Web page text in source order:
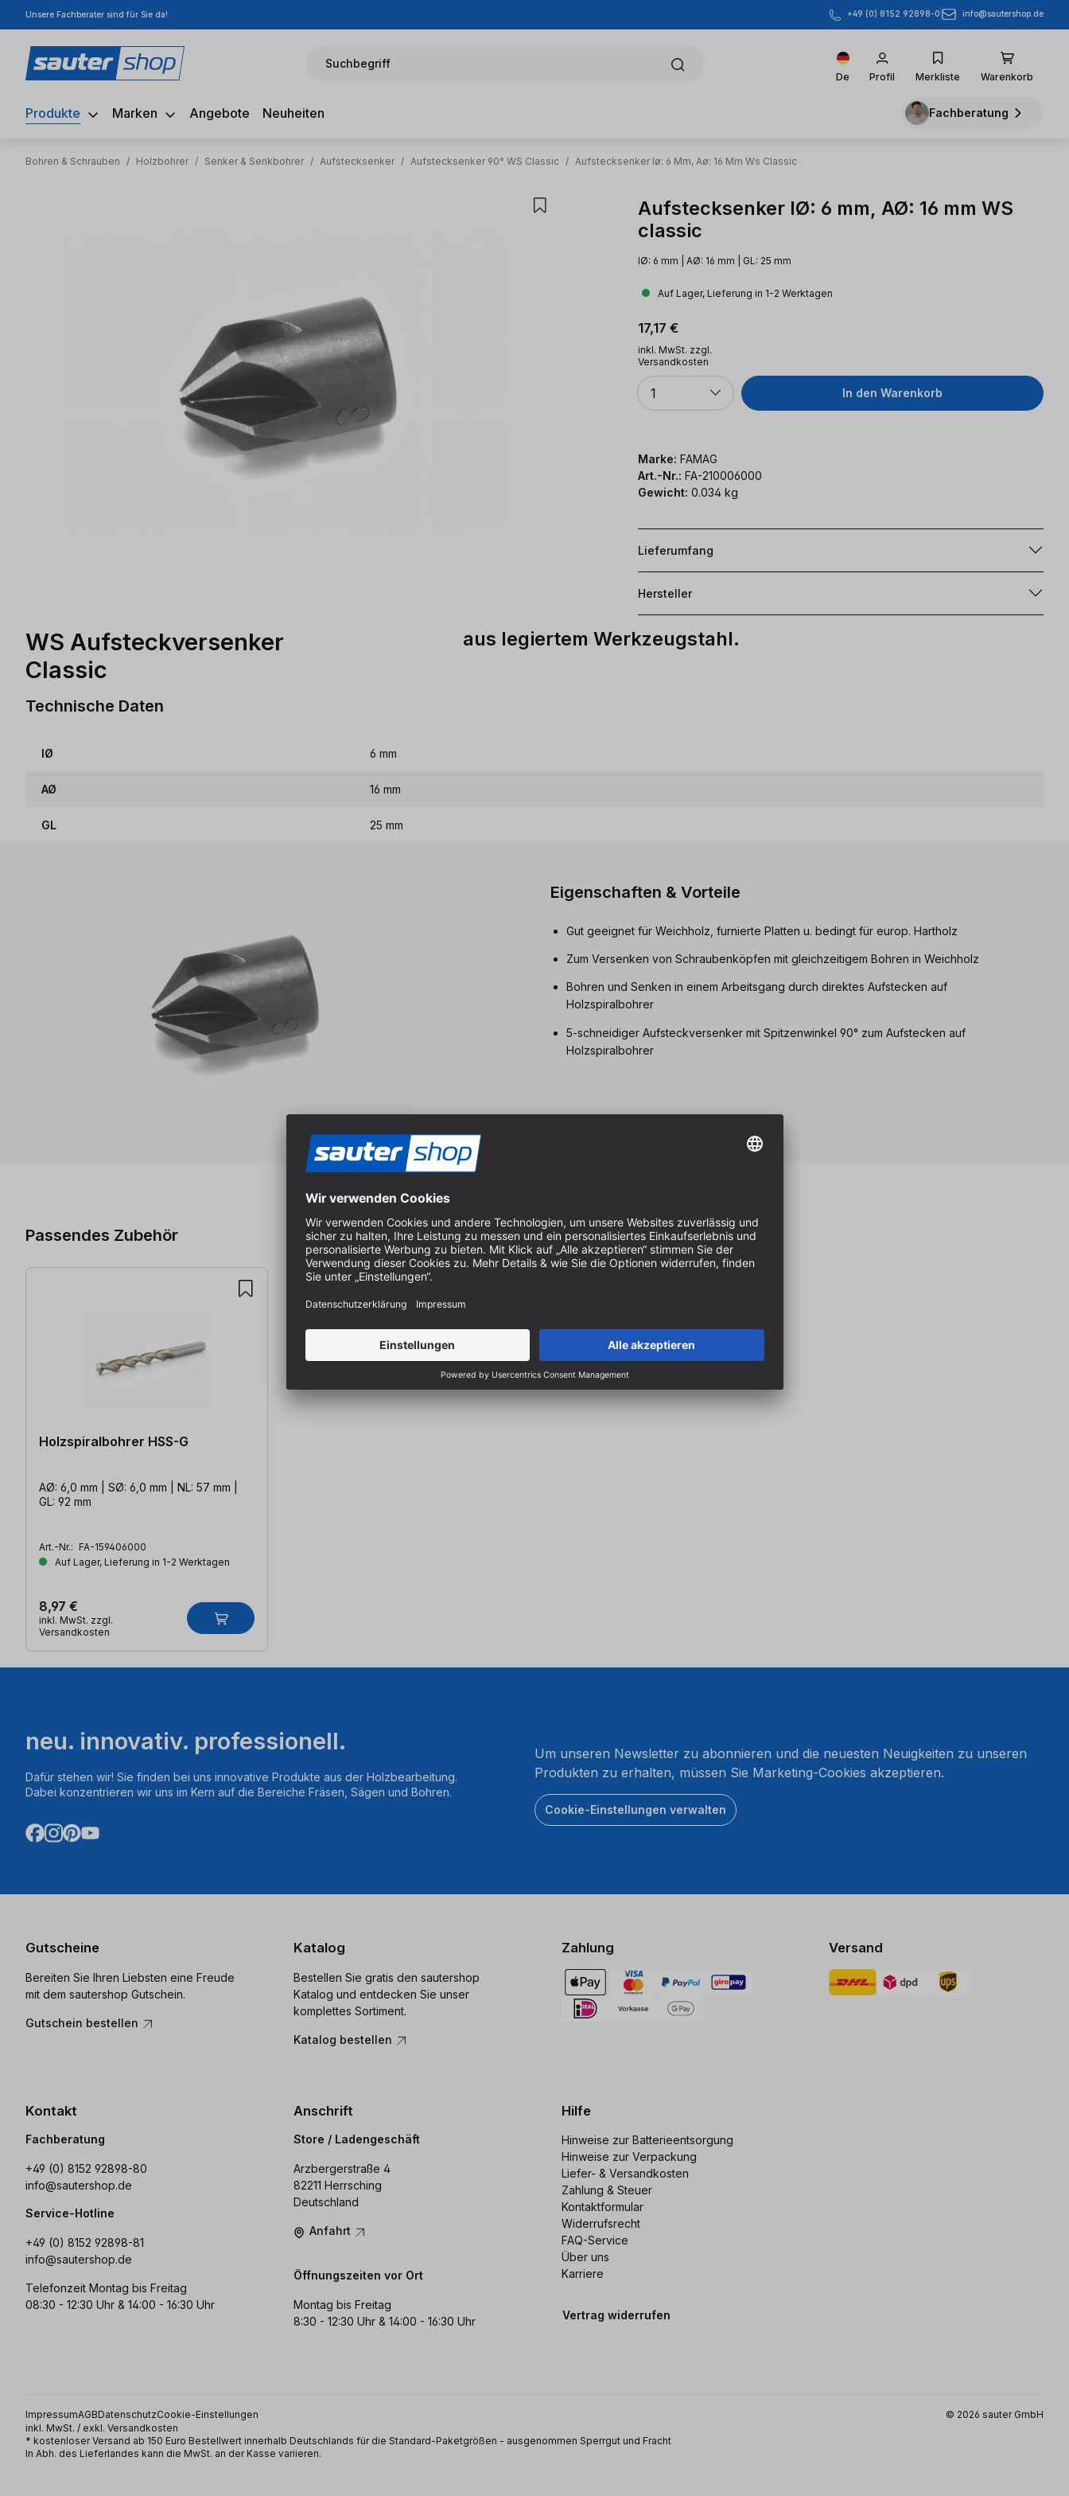
Hauptinhalt springen
Zur Suche springen
Zur Hauptnavigation springen
Unsere Fachberater sind für Sie da! +49 (0) 8152 92898-0 info@sautershop.de
Suchbegriff
De Profil Merkliste Warenkorb
Produkte Marken Angebote Neuheiten Fachberatung
Bohren & Schrauben / Holzbohrer / Senker & Senkbohrer / Aufstecksenker / Aufstecksenker 90° WS Classic / Aufstecksenker Iø: 6 Mm, Aø: 16 Mm Ws Classic
Aufstecksenker IØ: 6 mm, AØ: 16 mm WS
classic
IØ: 6 mm | AØ: 16 mm | GL: 25 mm
Auf Lager, Lieferung in 1-2 Werktagen
Regulärer Preis:
17,17 €
inkl. MwSt. zzgl.
Versandkosten
Anzahl
1 In den Warenkorb
Marke: FAMAG
Art.-Nr.: FA-210006000
Gewicht: 0.034 kg
Lieferumfang
Hersteller
WS Aufsteckversenker
Classic
aus legiertem Werkzeugstahl.
Technische Daten
IØ 6 mm
AØ 16 mm
GL 25 mm
Eigenschaften & Vorteile
Gut geeignet für Weichholz, furnierte Platten u. bedingt für europ. Hartholz
Zum Versenken von Schraubenköpfen mit gleichzeitigem Bohren in Weichholz
Bohren und Senken in einem Arbeitsgang durch direktes Aufstecken auf
Holzspiralbohrer
5-schneidiger Aufsteckversenker mit Spitzenwinkel 90° zum Aufstecken auf
Holzspiralbohrer
Passendes Zubehör
Holzspiralbohrer HSS-G
AØ: 6,0 mm | SØ: 6,0 mm | NL: 57 mm |
GL: 92 mm
Art.-Nr.: FA-159406000
Auf Lager, Lieferung in 1-2 Werktagen
8,97 €
inkl. MwSt. zzgl.
Versandkosten
neu. innovativ. professionell.
Dafür stehen wir! Sie finden bei uns innovative Produkte aus der Holzbearbeitung.
Dabei konzentrieren wir uns im Kern auf die Bereiche Fräsen, Sägen und Bohren.
Um unseren Newsletter zu abonnieren und die neuesten Neuigkeiten zu unseren
Produkten zu erhalten, müssen Sie Marketing-Cookies akzeptieren.
Cookie-Einstellungen verwalten
Gutscheine
Bereiten Sie Ihren Liebsten eine Freude
mit dem sautershop Gutschein.
Gutschein bestellen
Katalog
Bestellen Sie gratis den sautershop
Katalog und entdecken Sie unser
komplettes Sortiment.
Katalog bestellen
Zahlung Versand
Kontakt
Fachberatung
+49 (0) 8152 92898-80
info@sautershop.de
Service-Hotline
+49 (0) 8152 92898-81
info@sautershop.de
Telefonzeit Montag bis Freitag
08:30 - 12:30 Uhr & 14:00 - 16:30 Uhr
Anschrift
Store / Ladengeschäft
Arzbergerstraße 4
82211 Herrsching
Deutschland
Anfahrt
Öffnungszeiten vor Ort
Montag bis Freitag
8:30 - 12:30 Uhr & 14:00 - 16:30 Uhr
Hilfe
Hinweise zur Batterieentsorgung
Hinweise zur Verpackung
Liefer- & Versandkosten
Zahlung & Steuer
Kontaktformular
Widerrufsrecht
FAQ-Service
Über uns
Karriere
Vertrag widerrufen
ImpressumAGBDatenschutzCookie-Einstellungen
© 2026 sauter GmbH
inkl. MwSt. / exkl. Versandkosten
* kostenloser Versand ab 150 Euro Bestellwert innerhalb Deutschlands für die Standard-Paketgrößen - ausgenommen Sperrgut und Fracht
In Abh. des Lieferlandes kann die MwSt. an der Kasse variieren.